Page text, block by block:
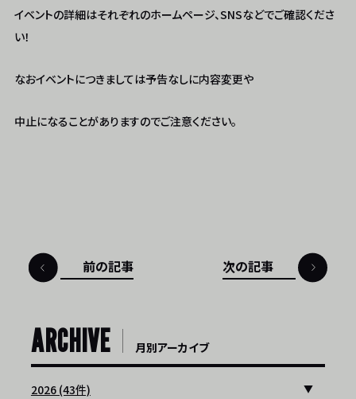
イベントの詳細はそれぞれのホームページ、SNSなどでご確認くださ
い！
なおイベントにつきましては予告なしに内容変更や
中止になることがありますのでご注意ください。
前の記事 次の記事
ARCHIVE 月別アーカイブ
2026 (43件)